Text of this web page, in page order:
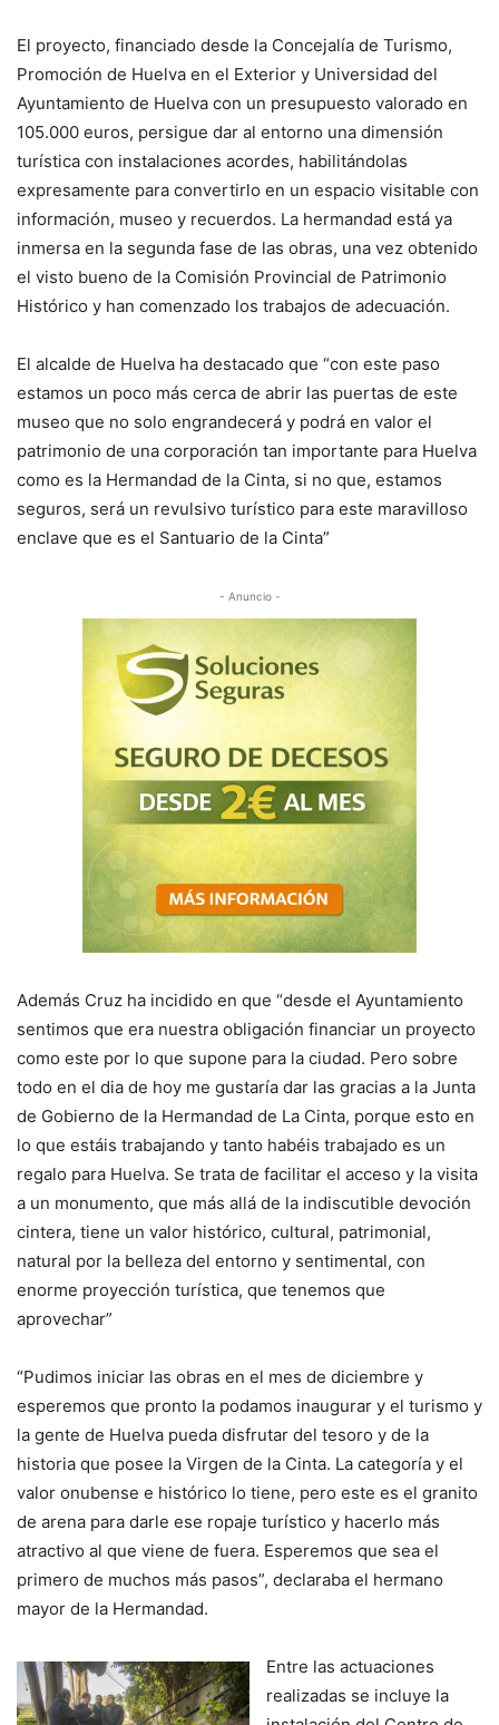
El proyecto, financiado desde la Concejalía de Turismo,
Promoción de Huelva en el Exterior y Universidad del
Ayuntamiento de Huelva con un presupuesto valorado en
105.000 euros, persigue dar al entorno una dimensión
turística con instalaciones acordes, habilitándolas
expresamente para convertirlo en un espacio visitable con
información, museo y recuerdos. La hermandad está ya
inmersa en la segunda fase de las obras, una vez obtenido
el visto bueno de la Comisión Provincial de Patrimonio
Histórico y han comenzado los trabajos de adecuación.
El alcalde de Huelva ha destacado que “con este paso
estamos un poco más cerca de abrir las puertas de este
museo que no solo engrandecerá y podrá en valor el
patrimonio de una corporación tan importante para Huelva
como es la Hermandad de la Cinta, si no que, estamos
seguros, será un revulsivo turístico para este maravilloso
enclave que es el Santuario de la Cinta”
- Anuncio -
Además Cruz ha incidido en que “desde el Ayuntamiento
sentimos que era nuestra obligación financiar un proyecto
como este por lo que supone para la ciudad. Pero sobre
todo en el dia de hoy me gustaría dar las gracias a la Junta
de Gobierno de la Hermandad de La Cinta, porque esto en
lo que estáis trabajando y tanto habéis trabajado es un
regalo para Huelva. Se trata de facilitar el acceso y la visita
a un monumento, que más allá de la indiscutible devoción
cintera, tiene un valor histórico, cultural, patrimonial,
natural por la belleza del entorno y sentimental, con
enorme proyección turística, que tenemos que
aprovechar”
“Pudimos iniciar las obras en el mes de diciembre y
esperemos que pronto la podamos inaugurar y el turismo y
la gente de Huelva pueda disfrutar del tesoro y de la
historia que posee la Virgen de la Cinta. La categoría y el
valor onubense e histórico lo tiene, pero este es el granito
de arena para darle ese ropaje turístico y hacerlo más
atractivo al que viene de fuera. Esperemos que sea el
primero de muchos más pasos”, declaraba el hermano
mayor de la Hermandad.
Entre las actuaciones
realizadas se incluye la